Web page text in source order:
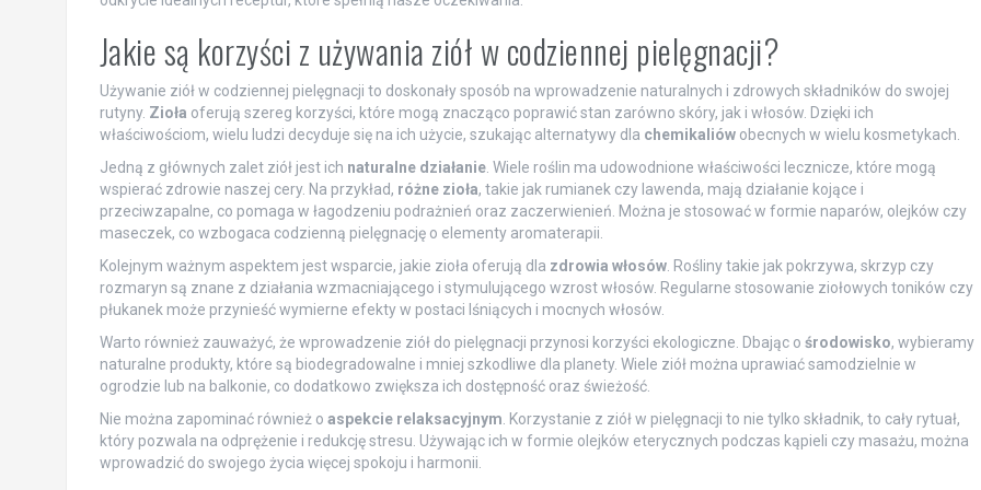
Jakie są korzyści z używania ziół w codziennej pielęgnacji?
Używanie ziół w codziennej pielęgnacji to doskonały sposób na wprowadzenie naturalnych i zdrowych składników do swojej
rutyny. Zioła oferują szereg korzyści, które mogą znacząco poprawić stan zarówno skóry, jak i włosów. Dzięki ich
właściwościom, wielu ludzi decyduje się na ich użycie, szukając alternatywy dla chemikaliówobecnych w wielu kosmetykach.
Jedną z głównych zalet ziół jest ich naturalne działanie. Wiele roślin ma udowodnione właściwości lecznicze, które mogą
wspierać zdrowie naszej cery. Na przykład, różne zioła, takie jak rumianek czy lawenda, mają działanie kojące i
przeciwzapalne, co pomaga w łagodzeniu podrażnień oraz zaczerwienień. Można je stosować w formie naparów, olejków czy
maseczek, co wzbogaca codzienną pielęgnację o elementy aromaterapii.
Kolejnym ważnym aspektem jest wsparcie, jakie zioła oferują dla zdrowia włosów. Rośliny takie jak pokrzywa, skrzyp czy
rozmaryn są znane z działania wzmacniającego i stymulującego wzrost włosów. Regularne stosowanie ziołowych toników czy
płukanek może przynieść wymierne efekty w postaci lśniących i mocnych włosów.
Warto również zauważyć, że wprowadzenie ziół do pielęgnacji przynosi korzyści ekologiczne. Dbając o środowisko, wybieramy
naturalne produkty, które są biodegradowalne i mniej szkodliwe dla planety. Wiele ziół można uprawiać samodzielnie w
ogrodzie lub na balkonie, co dodatkowo zwiększa ich dostępność oraz świeżość.
Nie można zapominać również o aspekcie relaksacyjnym. Korzystanie z ziół w pielęgnacji to nie tylko składnik, to cały rytuał,
który pozwala na odprężenie i redukcję stresu. Używając ich w formie olejków eterycznych podczas kąpieli czy masażu, można
wprowadzić do swojego życia więcej spokoju i harmonii.